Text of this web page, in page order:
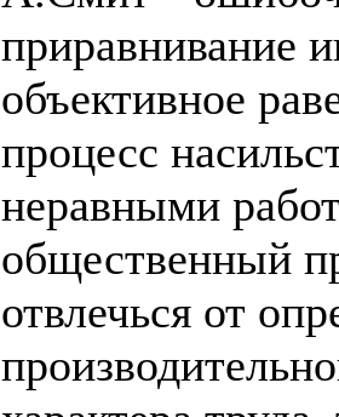
приравнивание
объективное
процесс
неравными
общественный
отвлечься от